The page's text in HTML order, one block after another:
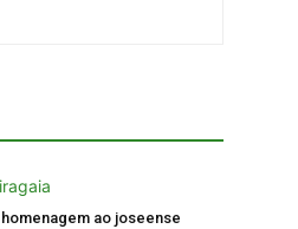
homenagem ao joseense